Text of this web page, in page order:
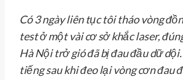
Có 3 ngày liên tục tôi tháo vòng
test ở một vài cơ sở khắc laser,
Hà Nội trở gió đã bị đau đầu dữ
tiếng sau khi đeo lại vòng cơn đau